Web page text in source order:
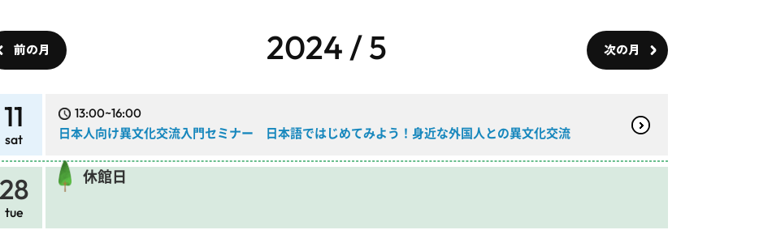
前の月 2024 / 5 次の月
11
sat
13:00~16:00
日本人向け異文化交流入門セミナー 日本語ではじめてみよう！身近な外国人との異文化交流
28
tue
休館日